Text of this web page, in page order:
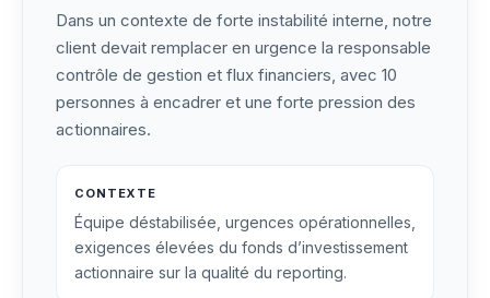
Dans un contexte de forte instabilité interne, notre
client devait remplacer en urgence la responsable
contrôle de gestion et flux financiers, avec 10
personnes à encadrer et une forte pression des
actionnaires.
CONTEXTE
Équipe déstabilisée, urgences opérationnelles,
exigences élevées du fonds d’investissement
actionnaire sur la qualité du reporting.